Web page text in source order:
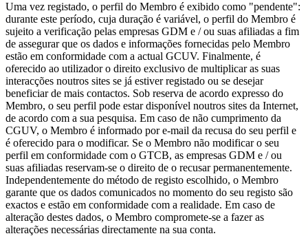
Uma vez registado, o perfil do Membro é exibido como "pendente":
durante este período, cuja duração é variável, o perfil do Membro é
sujeito a verificação pelas empresas GDM e / ou suas afiliadas a fim
de assegurar que os dados e informações fornecidas pelo Membro
estão em conformidade com a actual GCUV. Finalmente, é
oferecido ao utilizador o direito exclusivo de multiplicar as suas
interacções noutros sites se já estiver registado ou se desejar
beneficiar de mais contactos. Sob reserva de acordo expresso do
Membro, o seu perfil pode estar disponível noutros sites da Internet,
de acordo com a sua pesquisa. Em caso de não cumprimento da
CGUV, o Membro é informado por e-mail da recusa do seu perfil e
é oferecido para o modificar. Se o Membro não modificar o seu
perfil em conformidade com o GTCB, as empresas GDM e / ou
suas afiliadas reservam-se o direito de o recusar permanentemente.
Independentemente do método de registo escolhido, o Membro
garante que os dados comunicados no momento do seu registo são
exactos e estão em conformidade com a realidade. Em caso de
alteração destes dados, o Membro compromete-se a fazer as
alterações necessárias directamente na sua conta.